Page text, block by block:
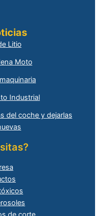
Litio
Moto
Industrial
del coche y dejarlas